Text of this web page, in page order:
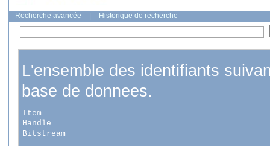
Recherche avancée Historique de recherche
L'ensemble des identifiants
base de donnees.
Item
Handle
Bitstream